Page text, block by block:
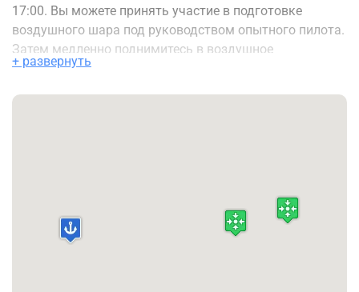
17:00. Вы можете принять участие в подготовке
воздушного шара под руководством опытного пилота.
Затем медленно поднимитесь в воздушное
пространство на высоту 500 метров, наслаждаясь
Полет всегда зависит от погодных
+ развернуть